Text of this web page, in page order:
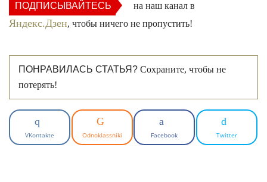
ПОДПИСЫВАЙТЕСЬ на наш канал в
Яндекс.Дзен, чтобы ничего не пропустить!
ПОНРАВИЛАСЬ СТАТЬЯ? Сохраните, чтобы не
потерять!
VKontakte Odnoklassniki Facebook Twitter